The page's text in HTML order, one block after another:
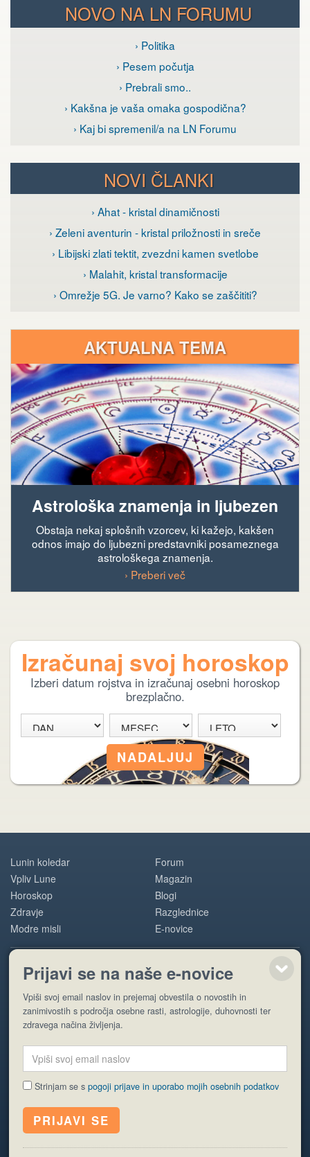
NOVO NA LN FORUMU
› Politika
› Pesem počutja
› Prebrali smo..
› Kakšna je vaša omaka gospodična?
› Kaj bi spremenil/a na LN Forumu
NOVI ČLANKI
› Ahat - kristal dinamičnosti
› Zeleni aventurin - kristal priložnosti in sreče
› Libijski zlati tektit, zvezdni kamen svetlobe
› Malahit, kristal transformacije
› Omrežje 5G. Je varno? Kako se zaščititi?
AKTUALNA TEMA
Astrološka znamenja in ljubezen
Obstaja nekaj splošnih vzorcev, ki kažejo, kakšen
odnos imajo do ljubezni predstavniki posameznega
astrološkega znamenja.
› Preberi več
Izračunaj svoj horoskop
Izberi datum rojstva in izračunaj osebni horoskop
brezplačno.
Lunin koledar
Vpliv Lune
Horoskop
Zdravje
Modre misli
Forum
Magazin
Blogi
Razglednice
E-novice
POMOČ
O nas
Oglaševanje
© EyeCatching. Vse pravice so pridržane.
ISSN 1581-2332
Politika piškotkov Varstvo osebnih podatkov
Prijavi se na naše e-novice
Vpiši svoj email naslov in prejemaj obvestila o novostih in
zanimivostih s področja osebne rasti, astrologije, duhovnosti ter
zdravega načina življenja.
Strinjam se spogoji prijave in uporabo mojih osebnih podatkov